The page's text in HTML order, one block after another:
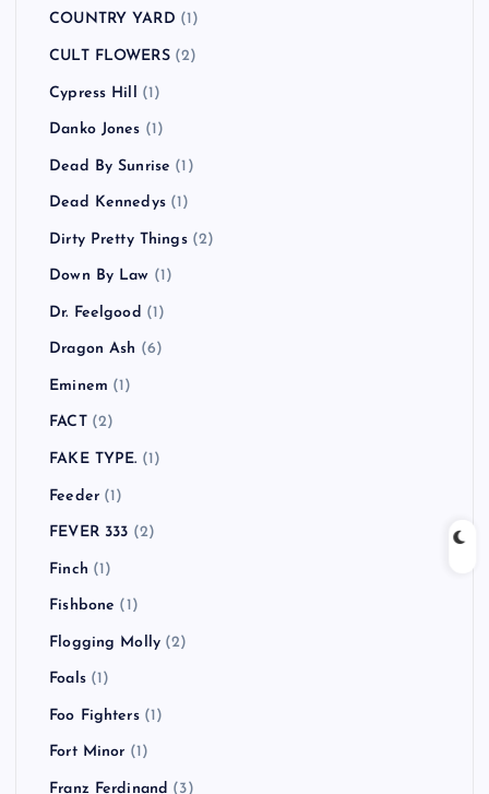
COUNTRY YARD (1)
CULT FLOWERS(2)
Cypress Hill (1)
Danko Jones (1)
Dead By Sunrise (1)
Dead Kennedys(1)
Dirty Pretty Things(2)
Down By Law (1)
Dr. Feelgood (1)
Dragon Ash (6)
Eminem (1)
FACT(2)
FAKE TYPE. (1)
Feeder(1)
FEVER 333 (2)
Finch (1)
Fishbone (1)
Flogging Molly (2)
Foals(1)
Foo Fighters(1)
Fort Minor (1)
Franz Ferdinand (3)